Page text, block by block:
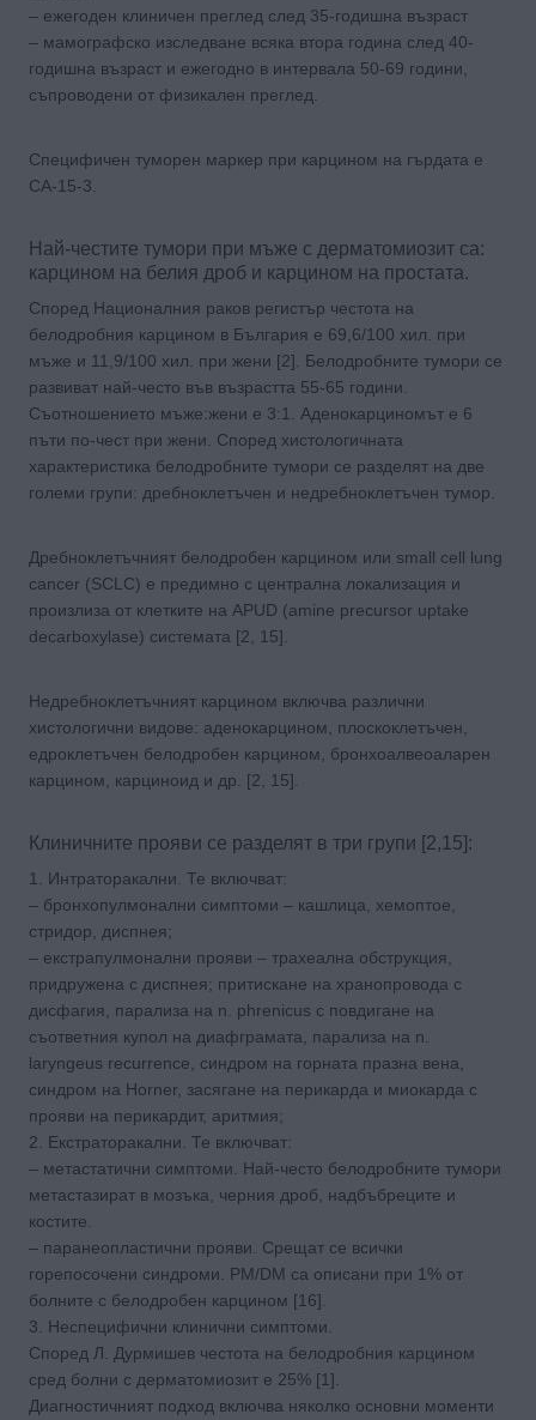
– ежегоден клиничен преглед след 35-годишна възраст
– мамографско изследване всяка втора година след 40-
годишна възраст и ежегодно в интервала 50-69 години,
съпроводени от физикален преглед.
Специфичен туморен маркер при карцином на гърдата е
CA-15-3.
Най-честите тумори при мъже с дерматомиозит са:
карцином на белия дроб и карцином на простата.
Според Националния раков регистър честота на
белодробния карцином в България е 69,6/100 хил. при
мъже и 11,9/100 хил. при жени [2]. Белодробните тумори се
развиват най-често във възрастта 55-65 години.
Съотношението мъже:жени е 3:1. Аденокарциномът е 6
пъти по-чест при жени. Според хистологичната
характеристика белодробните тумори се разделят на две
големи групи: дребноклетъчен и недребноклетъчен тумор.
Дребноклетъчният белодробен карцином или small cell lung
cancer (SCLC) е предимно с централна локализация и
произлиза от клетките на APUD (amine precursor uptake
decarboxylase) системата [2, 15].
Недребноклетъчният карцином включва различни
хистологични видове: аденокарцином, плоскоклетъчен,
едроклетъчен белодробен карцином, бронхоалвеоаларен
карцином, карциноид и др. [2, 15].
Клиничните прояви се разделят в три групи [2,15]:
1. Интраторакални. Те включват:
– бронхопулмонални симптоми – кашлица, хемоптое,
стридор, диспнея;
– екстрапулмонални прояви – трахеална обструкция,
придружена с диспнея; притискане на хранопровода с
дисфагия, парализа на n. phrenicus с повдигане на
съответния купол на диафграмата, парализа на n.
laryngeus recurrence, синдром на горната празна вена,
синдром на Horner, засягане на перикарда и миокарда с
прояви на перикардит, аритмия;
2. Екстраторакални. Те включват:
– метастатични симптоми. Най-често белодробните тумори
метастазират в мозъка, черния дроб, надбъбреците и
костите.
– паранеопластични прояви. Срещат се всички
горепосочени синдроми. PM/DM са описани при 1% от
болните с белодробен карцином [16].
3. Неспецифични клинични симптоми.
Според Л. Дурмишев честота на белодробния карцином
сред болни с дерматомиозит е 25% [1].
Диагностичният подход включва няколко основни моменти